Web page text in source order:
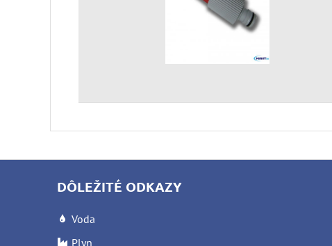
DÔLEŽITÉ ODKAZY
Voda
Plyn